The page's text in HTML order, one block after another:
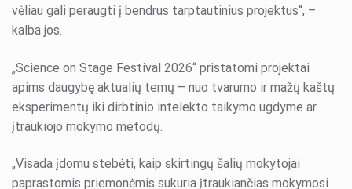
vėliau gali peraugti į bendrus tarptautinius projektus“, –
kalba jos.
„Science on Stage Festival 2026“ pristatomi projektai
apims daugybę aktualių temų – nuo tvarumo ir mažų kaštų
eksperimentų iki dirbtinio intelekto taikymo ugdyme ar
įtraukiojo mokymo metodų.
„Visada įdomu stebėti, kaip skirtingų šalių mokytojai
paprastomis priemonėmis sukuria įtraukiančias mokymosi